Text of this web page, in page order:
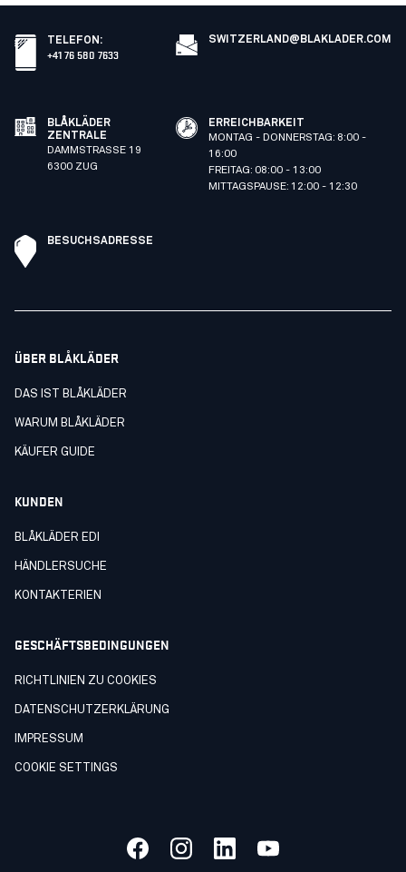
TELEFON :
+41 76 580 7633
SWITZERLAND@BLAKLADER.COM
BLÅKLÄDER
ZENTRALE
DAMMSTRASSE 19
6300 ZUG
ERREICHBARKEIT
MONTAG - DONNERSTAG: 8:00 -
16:00
FREITAG: 08:00 - 13:00
MITTAGSPAUSE: 12:00 - 12:30
BESUCHSADRESSE
ÜBER BLÅKLÄDER
DAS IST BLÅKLÄDER
WARUM BLÅKLÄDER
KÄUFER GUIDE
KUNDEN
BLÅKLÄDER EDI
HÄNDLERSUCHE
KONTAKTERIEN
GESCHÄFTSBEDINGUNGEN
RICHTLINIEN ZU COOKIES
DATENSCHUTZERKLÄRUNG
IMPRESSUM
COOKIE SETTINGS